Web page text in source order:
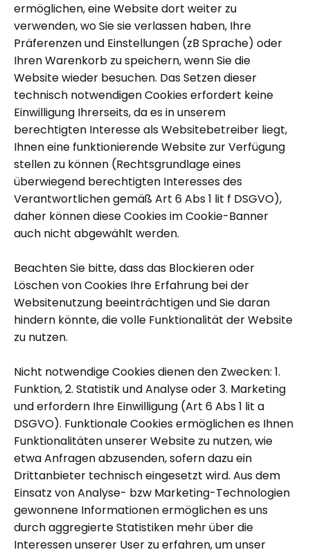
ermöglichen, eine Website dort weiter zu
verwenden, wo Sie sie verlassen haben, Ihre
Präferenzen und Einstellungen (zB Sprache) oder
Ihren Warenkorb zu speichern, wenn Sie die
Website wieder besuchen. Das Setzen dieser
technisch notwendigen Cookies erfordert keine
Einwilligung Ihrerseits, da es in unserem
berechtigten Interesse als Websitebetreiber liegt,
Ihnen eine funktionierende Website zur Verfügung
stellen zu können (Rechtsgrundlage eines
überwiegend berechtigten Interesses des
Verantwortlichen gemäß Art 6 Abs 1 lit f DSGVO),
daher können diese Cookies im Cookie-Banner
auch nicht abgewählt werden.
Beachten Sie bitte, dass das Blockieren oder
Löschen von Cookies Ihre Erfahrung bei der
Websitenutzung beeinträchtigen und Sie daran
hindern könnte, die volle Funktionalität der Website
zu nutzen.
Nicht notwendige Cookies dienen den Zwecken: 1.
Funktion, 2. Statistik und Analyse oder 3. Marketing
und erfordern Ihre Einwilligung (Art 6 Abs 1 lit a
DSGVO). Funktionale Cookies ermöglichen es Ihnen
Funktionalitäten unserer Website zu nutzen, wie
etwa Anfragen abzusenden, sofern dazu ein
Drittanbieter technisch eingesetzt wird. Aus dem
Einsatz von Analyse- bzw Marketing-Technologien
gewonnene Informationen ermöglichen es uns
durch aggregierte Statistiken mehr über die
Interessen unserer User zu erfahren, um unser